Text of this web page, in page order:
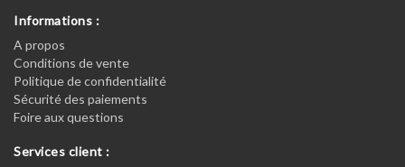
Informations :
A propos
Conditions de vente
Politique de confidentialité
Sécurité des paiements
Foire aux questions
Services client :